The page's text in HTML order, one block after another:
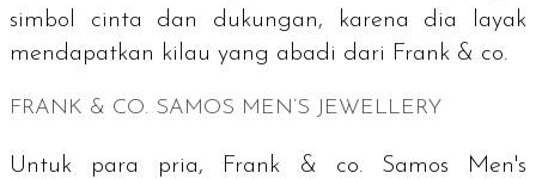
simbol cinta dan dukungan, karena dia layak
mendapatkan kilau yang abadi dari Frank & co.
FRANK & CO. SAMOS MEN’S JEWELLERY
Untuk para pria, Frank & co. Samos Men's